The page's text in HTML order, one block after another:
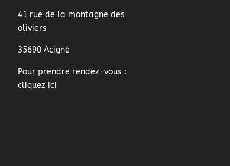
41 rue de la montagne des
oliviers
35690 Acigné
Pour prendre rendez-vous :
cliquez ici